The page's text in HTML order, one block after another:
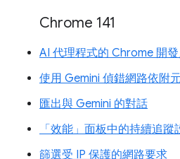
Chrome 141
AI 代理程式的 Chrome 開
使用 Gemini 偵錯網路依附
匯出與 Gemini 的對話
「效能」面板中的持續追蹤
篩選受 IP 保護的網路要求